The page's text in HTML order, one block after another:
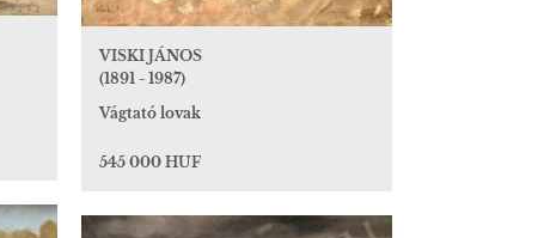
VISKI JÁNOS
(1891 - 1987)
Vágtató lovak
545 000 HUF